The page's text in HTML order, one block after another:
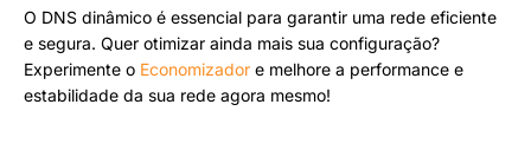
O DNS dinâmico é essencial para garantir uma rede eficiente
e segura. Quer otimizar ainda mais sua configuração?
Experimente o Economizador e melhore a performance e
estabilidade da sua rede agora mesmo!